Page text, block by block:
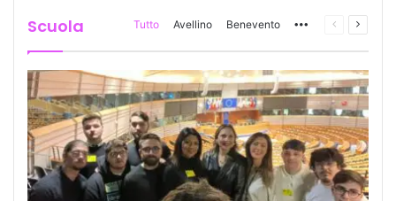
Scuola Tutto Avellino Benevento More Pagina